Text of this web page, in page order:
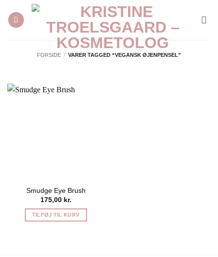
indhold
FORSIDE / VARER TAGGED “VEGANSK ØJENPENSEL”
Smudge Eye Brush
175,00 kr.
TILFØJ TIL KURV